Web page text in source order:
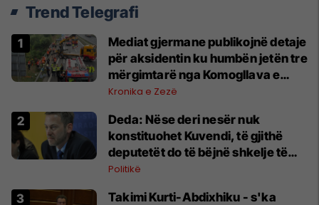
Trend Telegrafi
Mediat gjermane publikojnë detaje
për aksidentin ku humbën jetën tre
mërgimtarë nga Komogllava e
Ferizajt
Kronika e Zezë
Deda: Nëse deri nesër nuk
konstituohet Kuvendi, të gjithë
deputetët do të bëjnë shkelje të
rëndë kushtetuese
Politikë
Takimi Kurti-Abdixhiku - s'ka